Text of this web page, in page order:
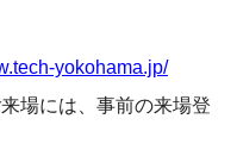
yokohama.jp/
場には、事前の来場登